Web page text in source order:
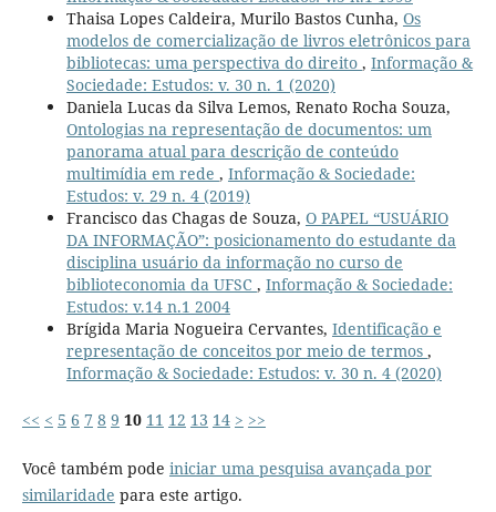
Thaisa Lopes Caldeira, Murilo Bastos Cunha, Os
modelos de comercialização de livros eletrônicos para
bibliotecas: uma perspectiva do direito , Informação &
Sociedade: Estudos: v. 30 n. 1 (2020)
Daniela Lucas da Silva Lemos, Renato Rocha Souza,
Ontologias na representação de documentos: um
panorama atual para descrição de conteúdo
multimídia em rede , Informação & Sociedade:
Estudos: v. 29 n. 4 (2019)
Francisco das Chagas de Souza, O PAPEL “USUÁRIO
DA INFORMAÇÃO”: posicionamento do estudante da
disciplina usuário da informação no curso de
biblioteconomia da UFSC , Informação & Sociedade:
Estudos: v.14 n.1 2004
Brígida Maria Nogueira Cervantes, Identificação e
representação de conceitos por meio de termos ,
Informação & Sociedade: Estudos: v. 30 n. 4 (2020)
<< < 5 6 7 8 9 10 11 12 13 14 > >>
Você também pode iniciar uma pesquisa avançada por
similaridade para este artigo.